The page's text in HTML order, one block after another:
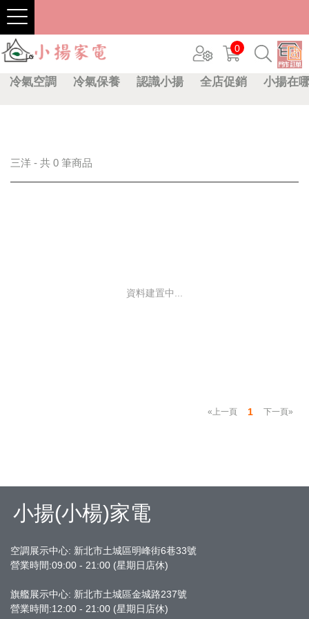
0
冷氣空調 冷氣保養 認識小揚 全店促銷 小揚在
三洋 - 共 0 筆商品
資料建置中...
«上一頁 1 下一頁»
小揚(小楊)家電
空調展示中心: 新北市土城區明峰街6巷33號
營業時間:09:00 - 21:00 (星期日店休)
旗艦展示中心: 新北市土城區金城路237號
營業時間:12:00 - 21:00 (星期日店休)